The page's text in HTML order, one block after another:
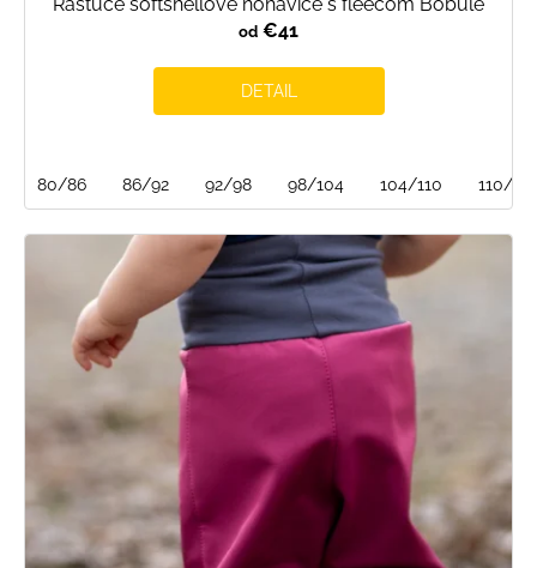
od €41
DETAIL
80/86 86/92 92/98 98/104 104/110 110/116